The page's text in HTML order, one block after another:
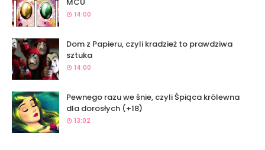
MCU
14:00
Dom z Papieru, czyli kradzież to prawdziwa
sztuka
14:00
Pewnego razu we śnie, czyli Śpiąca królewna
dla dorosłych (+18)
13:02